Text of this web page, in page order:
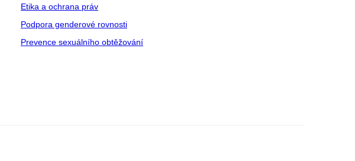
Etika a ochrana práv
Podpora genderové rovnosti
Prevence sexuálního obtěžování